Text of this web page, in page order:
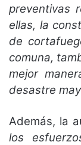
preventivas
ellas, la
de
comuna,
mejor
desastre
Además, la
los